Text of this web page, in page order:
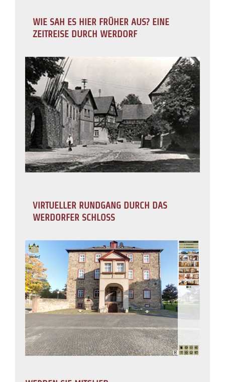
WIE SAH ES HIER FRÜHER AUS? EINE
ZEITREISE DURCH WERDORF
VIRTUELLER RUNDGANG DURCH DAS
WERDORFER SCHLOSS